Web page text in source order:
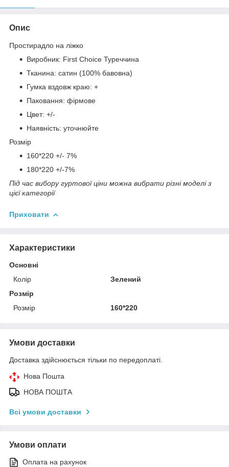
Опис
Простирадло на ліжко
Виробник: First Choice Туреччина
Тканина: сатин (100% бавовна)
Гумка вздовж краю: +
Паковання: фірмове
Цвет: +/-
Наявність: уточнюйте
Розмір
160*220 +/- 7%
180*220 +/-7%
Під час вибору гуртової ціни можна вибрати різні моделі з
цієї категорії
Приховати
Характеристики
Основні
Колір
Зелений
Розмір
Розмір
160*220
Умови доставки
Доставка здійснюється тільки по передоплаті.
Нова Пошта
НОВА ПОШТА
Всі умови доставки
Умови оплати
Оплата на рахунок